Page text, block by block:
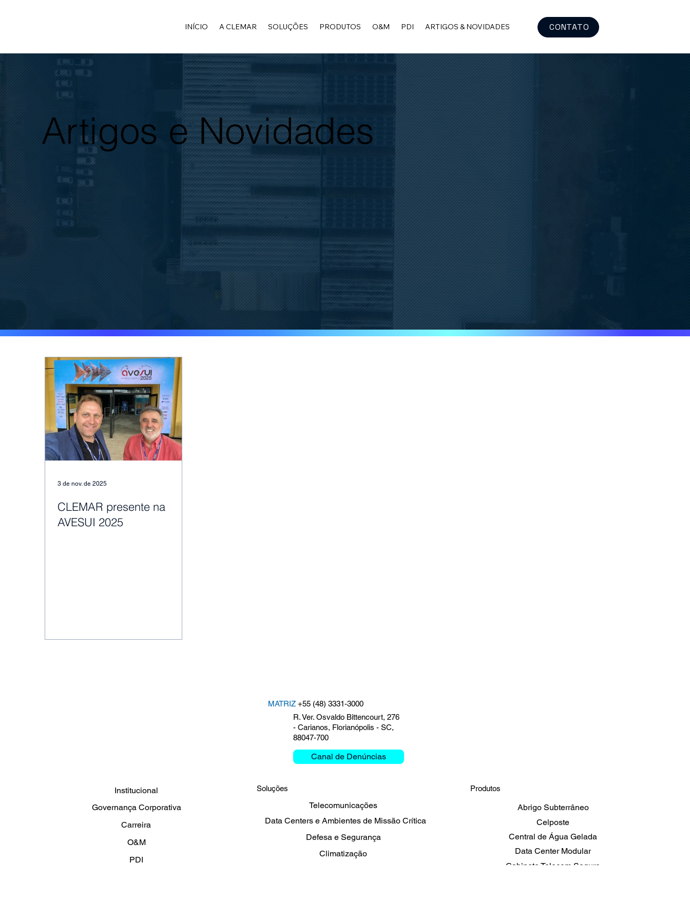
INÍCIO A CLEMAR SOLUÇÕES PRODUTOS O&M PDI ARTIGOS & NOVIDADES CONTATO
Artigos e Novidades
CLEMAR presente na
AVESUI 2025
3 de nov. de 2025
MATRIZ +55 (48) 3331-3000
R. Ver. Osvaldo Bittencourt, 276
- Carianos, Florianópolis - SC,
88047-700
Canal de Denúncias
Produtos
Abrigo Subterrâneo
Celposte
Central de Água Gelada
Data Center Modular
Gabinete Telecom Seguro
Soluções
Telecomunicações
Data Centers e Ambientes de Missão Crítica
Defesa e Segurança
Climatização
Institucional
Governança Corporativa
Carreira
O&M
PDI